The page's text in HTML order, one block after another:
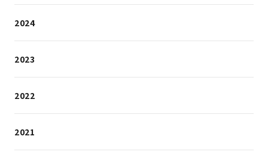
2024
2023
2022
2021